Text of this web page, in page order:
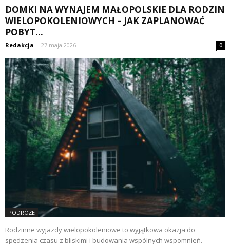
DOMKI NA WYNAJEM MAŁOPOLSKIE DLA RODZIN
WIELOPOKOLENIOWYCH – JAK ZAPLANOWAĆ
POBYT...
Redakcja - 27 maja 2026 0
PODRÓŻE
Rodzinne wyjazdy wielopokoleniowe to wyjątkowa okazja do
spędzenia czasu z bliskimi i budowania wspólnych wspomnień.